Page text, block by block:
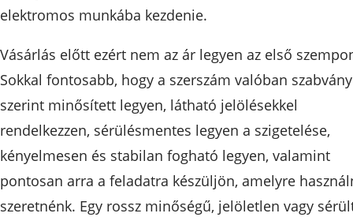
elektromos munkába kezdenie.
Vásárlás előtt ezért nem az ár legyen az első
Sokkal fontosabb, hogy a szerszám valóban szabvány
szerint minősített legyen, látható jelölésekkel
rendelkezzen, sérülésmentes legyen a szigetelése,
kényelmesen és stabilan fogható legyen, valamint
pontosan arra a feladatra készüljön, amelyre
szeretnénk. Egy rossz minőségű, jelöletlen vagy